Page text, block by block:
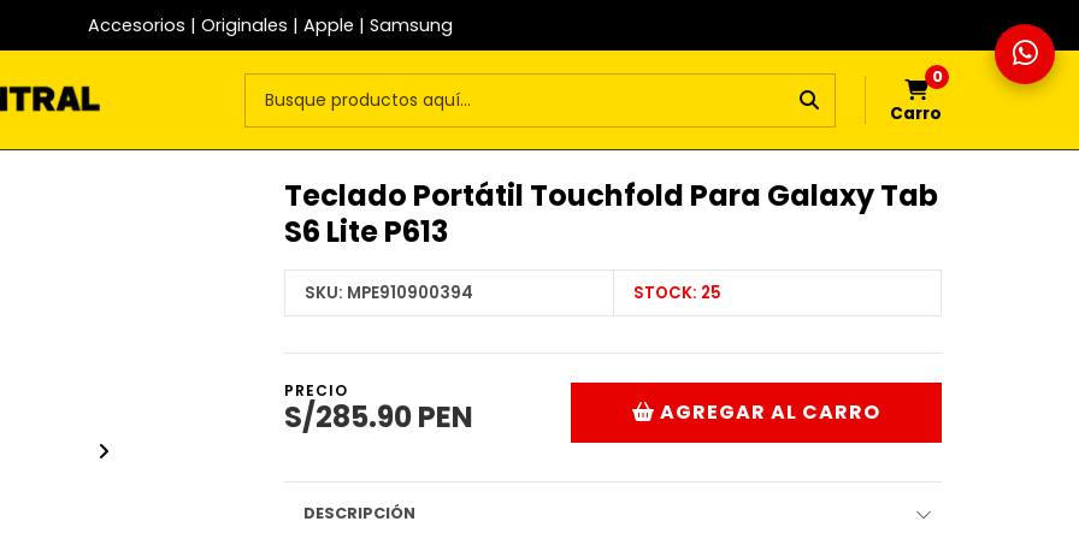
Accesorios | Originales | Apple | Samsung
0
Carro
Teclado Portátil Touchfold Para Galaxy Tab
S6 Lite P613
SKU: MPE910900394 STOCK: 25
PRECIO
S/285.90 PEN AGREGAR AL CARRO
DESCRIPCIÓN